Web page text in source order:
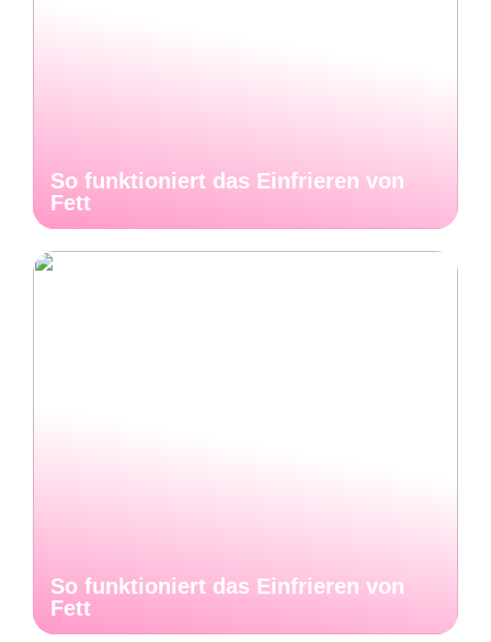
So funktioniert das Einfrieren von
Fett
So funktioniert das Einfrieren von
Fett